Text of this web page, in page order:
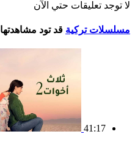
لا توجد تعليقات حتي الآن
مسلسلات تركية قد تود مشاهدتها
41:17